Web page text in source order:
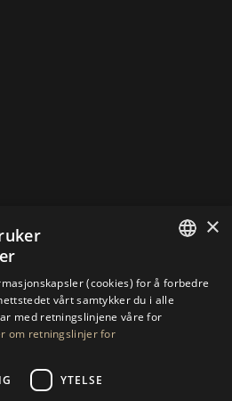
Banus
SPANISH
×
(cookies) for å forbedre
vårt samtykker du i alle
med retningslinjene våre for
om retningslinjer for
YTELSE